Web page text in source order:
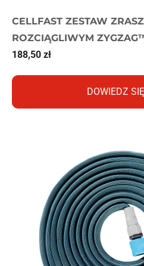
CELLFAST ZESTAW
ROZCIĄGLIWYM
188,50 zł
DOWIEDZ